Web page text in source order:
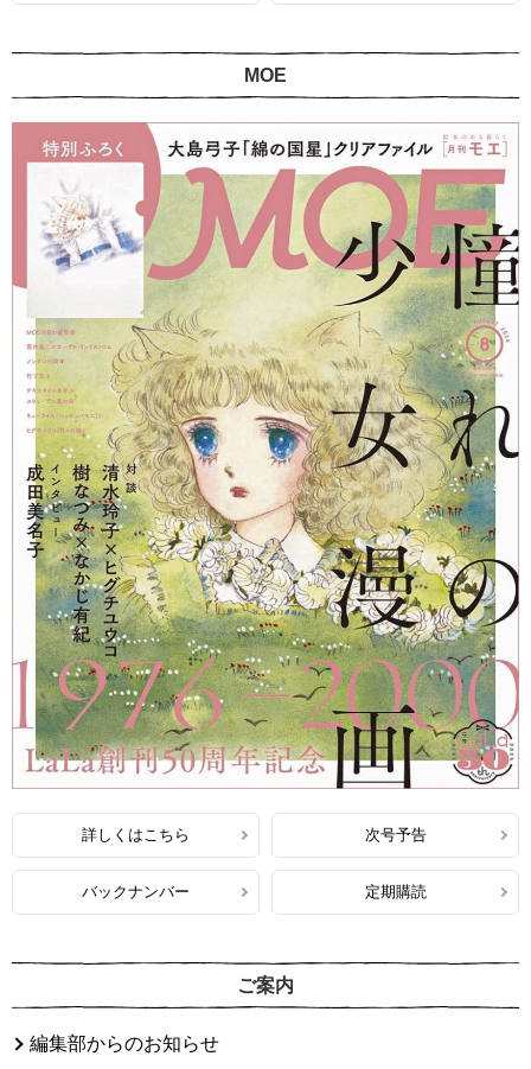
MOE
詳しくはこちら 次号予告
バックナンバー 定期購読
ご案内
編集部からのお知らせ